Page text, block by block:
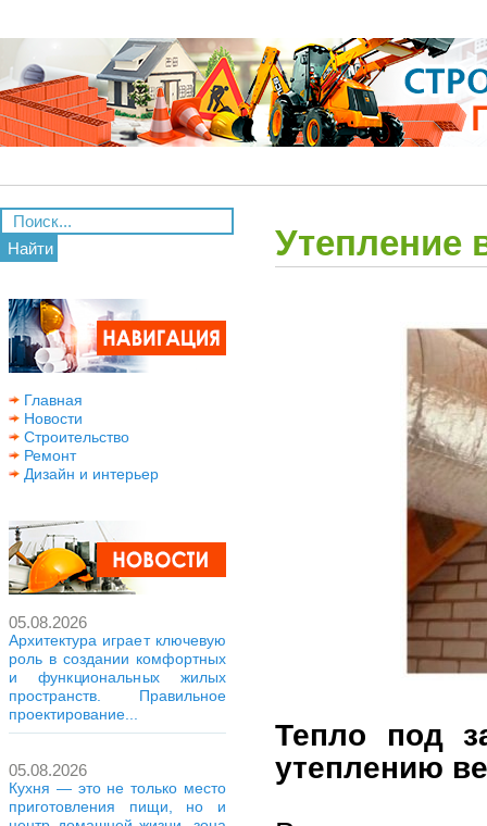
Найти
Главная
Новости
Строительство
Ремонт
Дизайн и интерьер
05.08.2026
Архитектура играет ключевую
роль в создании комфортных
и функциональных жилых
пространств. Правильное
проектирование...
05.08.2026
Кухня — это не только место
приготовления пищи, но и
Утепление
Тепло под
утеплению